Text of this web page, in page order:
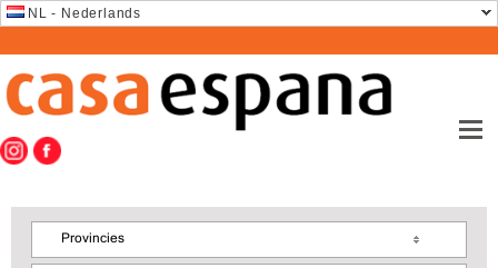
NL - Nederlands
Provincies